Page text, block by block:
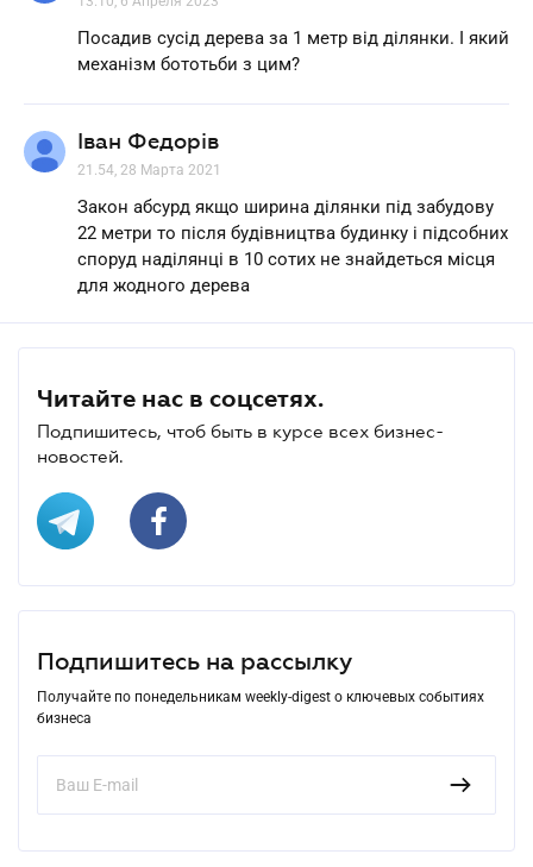
Посадив сусід дерева за 1 метр від ділянки. І який
механізм бототьби з цим?
Іван Федорів
21.54, 28 Марта 2021
Закон абсурд якщо ширина ділянки під забудову
22 метри то після будівництва будинку і підсобних
споруд наділянці в 10 сотих не знайдеться місця
для жодного дерева
Читайте нас в соцсетях.
Подпишитесь, чтоб быть в курсе всех бизнес-
новостей.
Подпишитесь на рассылку
Получайте по понедельникам weekly-digest о ключевых событиях
бизнеса